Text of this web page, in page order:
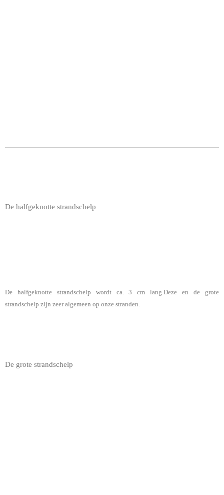
De halfgeknotte strandschelp
De halfgeknotte strandschelp wordt ca. 3 cm lang.Deze en de grote
strandschelp zijn zeer algemeen op onze stranden.
De grote strandschelp